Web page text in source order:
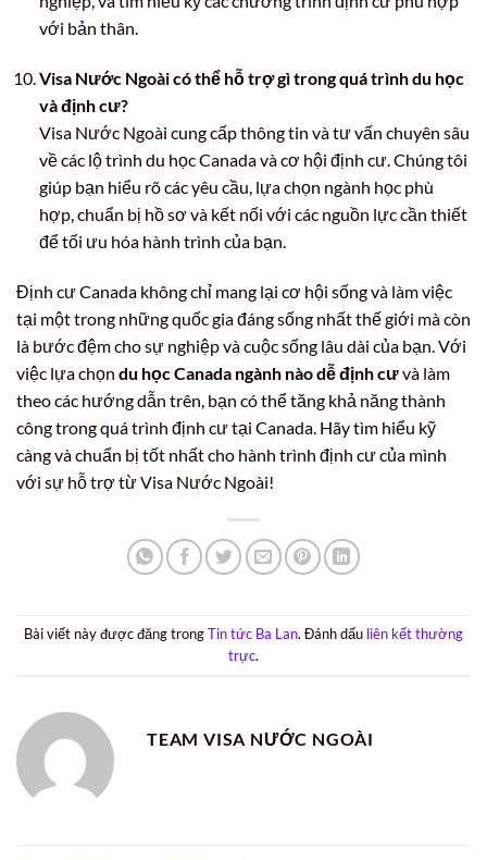
với bản thân.
Visa Nước Ngoài có thể hỗ trợ gì trong quá trình du học
và định cư?
Visa Nước Ngoài cung cấp thông tin và tư vấn chuyên sâu
về các lộ trình du học Canada và cơ hội định cư. Chúng tôi
giúp bạn hiểu rõ các yêu cầu, lựa chọn ngành học phù
hợp, chuẩn bị hồ sơ và kết nối với các nguồn lực cần thiết
để tối ưu hóa hành trình của bạn.
Định cư Canada không chỉ mang lại cơ hội sống và làm việc
tại một trong những quốc gia đáng sống nhất thế giới mà còn
là bước đệm cho sự nghiệp và cuộc sống lâu dài của bạn. Với
việc lựa chọn du học Canada ngành nào dễ định cưvà làm
theo các hướng dẫn trên, bạn có thể tăng khả năng thành
công trong quá trình định cư tại Canada. Hãy tìm hiểu kỹ
càng và chuẩn bị tốt nhất cho hành trình định cư của mình
với sự hỗ trợ từ Visa Nước Ngoài!
Bài viết này được đăng trongTin tức Ba Lan. Đánh dấu liên kết thường
trực.
TEAM VISA NƯỚC NGOÀI